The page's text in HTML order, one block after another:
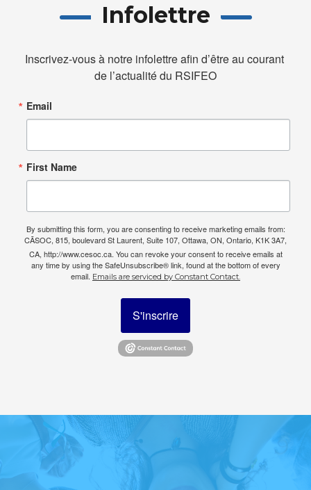
Infolettre
Inscrivez-vous à notre infolettre afin d’être au courant
de l’actualité du RSIFEO
Email
First Name
By submitting this form, you are consenting to receive marketing emails from:
CÃSOC, 815, boulevard St Laurent, Suite 107, Ottawa, ON, Ontario, K1K 3A7,
CA, http://www.cesoc.ca. You can revoke your consent to receive emails at
any time by using the SafeUnsubscribe® link, found at the bottom of every
email. Emails are serviced by Constant Contact.
S'inscrire